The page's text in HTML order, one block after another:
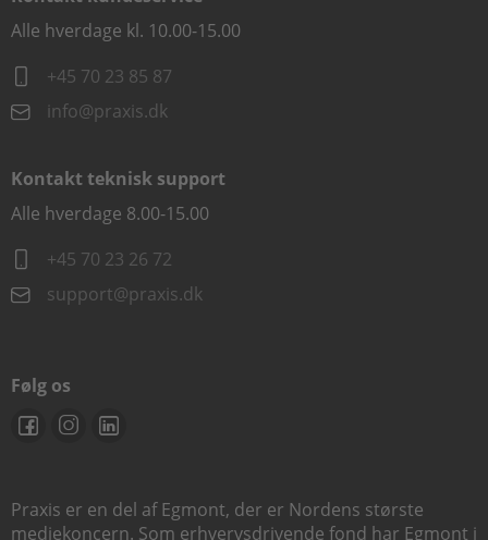
Alle hverdage kl. 10.00-15.00
+45 70 23 85 87
info@praxis.dk
Kontakt teknisk support
Alle hverdage 8.00-15.00
+45 70 23 26 72
support@praxis.dk
Følg os
Praxis er en del af Egmont, der er Nordens største
mediekoncern. Som erhvervsdrivende fond har Egmont i